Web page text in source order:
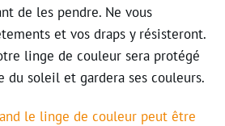
de les pendre. Ne vous
et vos draps y résisteront.
linge de couleur sera protégé
soleil et gardera ses couleurs.
le linge de couleur peut être